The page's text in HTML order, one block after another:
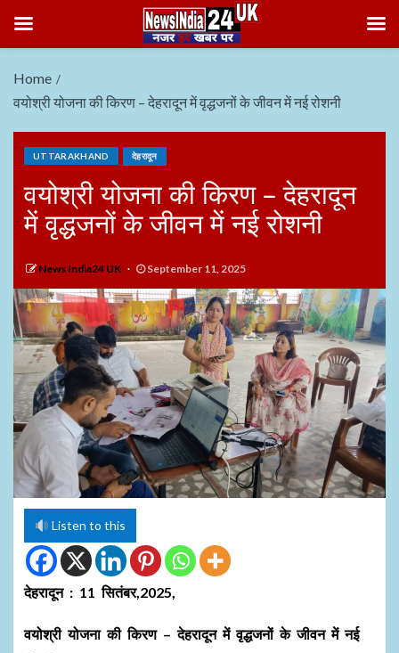
Home
वयोश्री योजना की किरण – देहरादून में वृद्धजनों के जीवन में नई रोशनी
UTTARAKHAND देहरादून
वयोश्री योजना की किरण – देहरादून
में वृद्धजनों के जीवन में नई रोशनी
News India24 UK September 11, 2025
Listen to this
देहरादून : 11 सितंबर,2025,
वयोश्री योजना की किरण – देहरादून में वृद्धजनों के जीवन में नई